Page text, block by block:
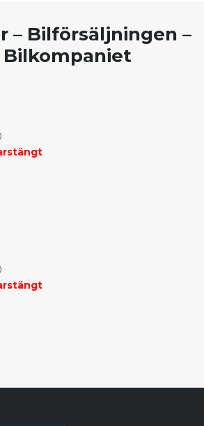
– Bilförsäljningen –
Bilkompaniet